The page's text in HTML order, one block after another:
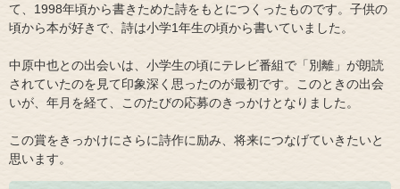
て、1998年頃から書きためた詩をもとにつくったものです。子供の
頃から本が好きで、詩は小学1年生の頃から書いていました。
中原中也との出会いは、小学生の頃にテレビ番組で「別離」が朗読
されていたのを見て印象深く思ったのが最初です。このときの出会
いが、年月を経て、このたびの応募のきっかけとなりました。
この賞をきっかけにさらに詩作に励み、将来につなげていきたいと
思います。